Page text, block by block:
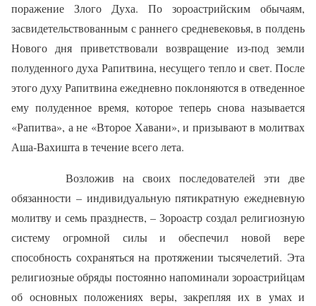
поражение Злого Духа. По зороастрийским обычаям,
засвидетельствованным с раннего средневековья, в полдень
Нового дня приветствовали возвращение из‑под земли
полуденного духа Рапитвина, несущего тепло и свет. После
этого духу Рапитвина ежедневно поклоняются в отведенное
ему полуденное время, которое теперь снова называется
«Рапитва», а не «Второе Хавани», и призывают в молитвах
Аша‑Вахишта в течение всего лета.
Возложив на своих последователей эти две
обязанности – индивидуальную пятикратную ежедневную
молитву и семь празднеств, – Зороастр создал религиозную
систему огромной силы и обеспечил новой вере
способность сохраняться на протяжении тысячелетий. Эта
религиозные обряды постоянно напоминали зороастрийцам
об основных положениях веры, закрепляя их в умах и